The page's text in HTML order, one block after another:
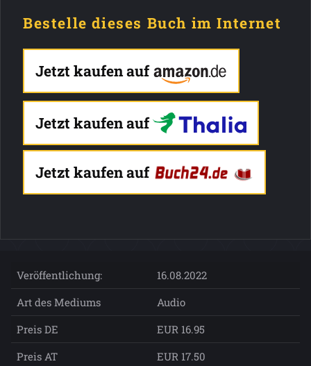
Bestelle dieses Buch im Internet
Jetzt kaufen auf
Jetzt kaufen auf
Jetzt kaufen auf
Veröffentlichung:
16.08.2022
Art des Mediums
Audio
Preis DE
EUR 16.95
Preis AT
EUR 17.50